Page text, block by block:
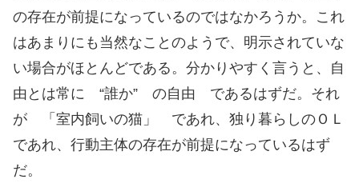
の存在が前提になっているのではなかろうか。これ
はあまりにも当然なことのようで、明示されていな
い場合がほとんどである。分かりやすく言うと、自
由とは常に “誰か” の自由 であるはずだ。それ
が 「室内飼いの猫」 であれ、独り暮らしのＯＬ
であれ、行動主体の存在が前提になっているはず
だ。